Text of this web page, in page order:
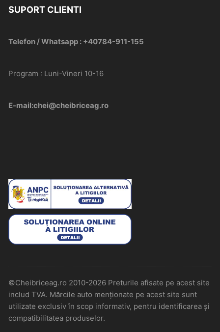
SUPORT CLIENTI
Telefon / Whatsapp : +40784-911-155
Program : Luni-Vineri 10-16
E-mail:chei@cheibriceag.ro
©Cheibriceag.ro 2010-2026 Preturile afisate pe acest site
includ TVA. Mărcile auto menționate pe acest site sunt
utilizate exclusiv în scop informativ, pentru identificarea și
compatibilitatea produselor.